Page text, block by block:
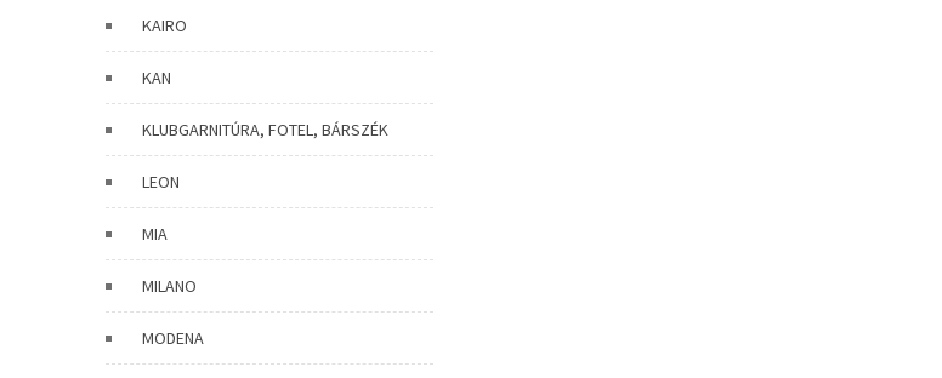
KAIRO
KAN
KLUBGARNITÚRA, FOTEL, BÁRSZÉK
LEON
MIA
MILANO
MODENA